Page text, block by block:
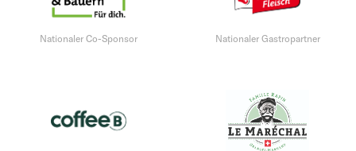
Nationaler Co-Sponsor Nationaler Gastropartner